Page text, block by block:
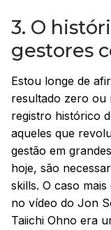
3. O
gestores
Estou longe de
resultado zero ou
registro histórico
aqueles que
gestão em
hoje, são
skills. O caso
no vídeo do Jon
Taiichi Ohno era